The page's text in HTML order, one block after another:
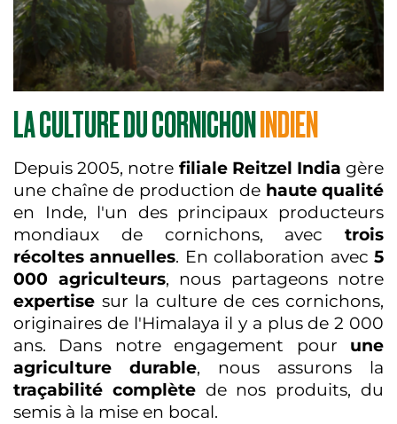
LA CULTURE DU CORNICHON INDIEN
Depuis 2005, notre filiale Reitzel India gère
une chaîne de production de haute qualité
en Inde, l'un des principaux producteurs
mondiaux de cornichons, avec trois
récoltes annuelles. En collaboration avec5
000 agriculteurs, nous partageons notre
expertise sur la culture de ces cornichons,
originaires de l'Himalaya il y a plus de 2 000
ans. Dans notre engagement pour une
agriculture durable, nous assurons la
traçabilité complètede nos produits, du
semis à la mise en bocal.